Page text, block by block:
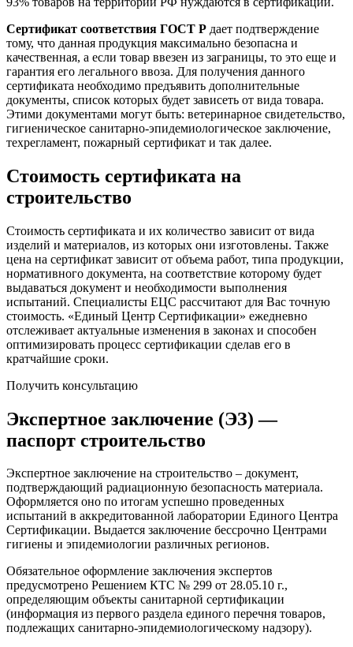
Сертификат соответствия ГОСТ Р дает подтверждение
тому, что данная продукция максимально безопасна и
качественная, а если товар ввезен из заграницы, то это еще и
гарантия его легального ввоза. Для получения данного
сертификата необходимо предъявить дополнительные
документы, список которых будет зависеть от вида товара.
Этими документами могут быть: ветеринарное свидетельство,
гигиеническое санитарно-эпидемиологическое заключение,
техрегламент, пожарный сертификат и так далее.
Стоимость сертификата на
строительство
Стоимость сертификата и их количество зависит от вида
изделий и материалов, из которых они изготовлены. Также
цена на сертификат зависит от объема работ, типа продукции,
нормативного документа, на соответствие которому будет
выдаваться документ и необходимости выполнения
испытаний. Специалисты ЕЦС рассчитают для Вас точную
стоимость. «Единый Центр Сертификации» ежедневно
отслеживает актуальные изменения в законах и способен
оптимизировать процесс сертификации сделав его в
кратчайшие сроки.
Получить консультацию
Экспертное заключение (ЭЗ) —
паспорт строительство
Экспертное заключение на строительство – документ,
подтверждающий радиационную безопасность материала.
Оформляется оно по итогам успешно проведенных
испытаний в аккредитованной лаборатории Единого Центра
Сертификации. Выдается заключение бессрочно Центрами
гигиены и эпидемиологии различных регионов.
Обязательное оформление заключения экспертов
предусмотрено Решением КТС № 299 от 28.05.10 г.,
определяющим объекты санитарной сертификации
(информация из первого раздела единого перечня товаров,
подлежащих санитарно-эпидемиологическому надзору).